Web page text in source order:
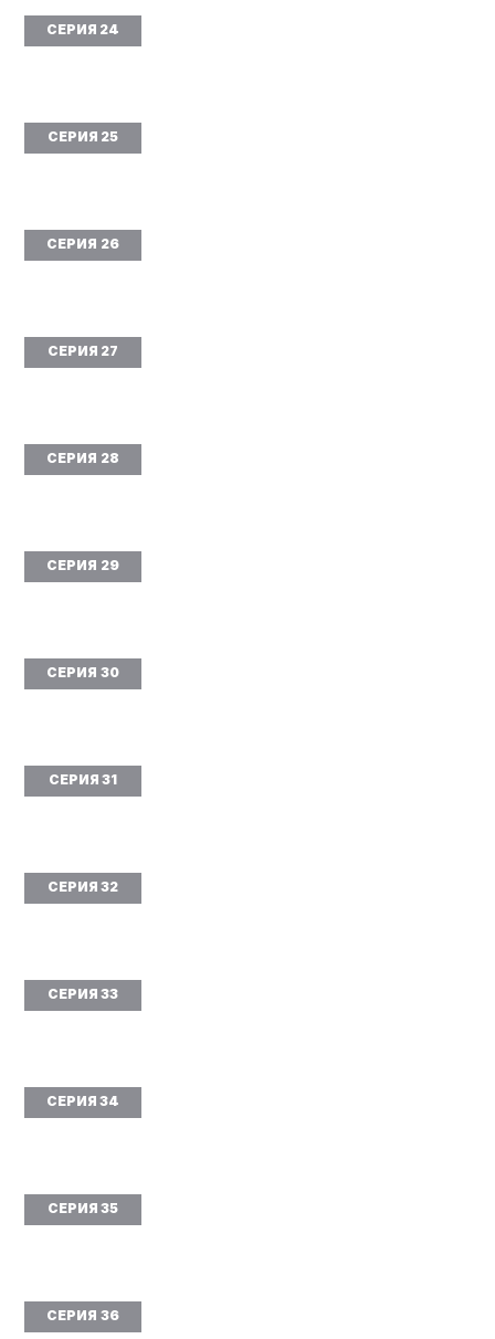
СЕРИЯ 24
СЕРИЯ 25
СЕРИЯ 26
СЕРИЯ 27
СЕРИЯ 28
СЕРИЯ 29
СЕРИЯ 30
СЕРИЯ 31
СЕРИЯ 32
СЕРИЯ 33
СЕРИЯ 34
СЕРИЯ 35
СЕРИЯ 36